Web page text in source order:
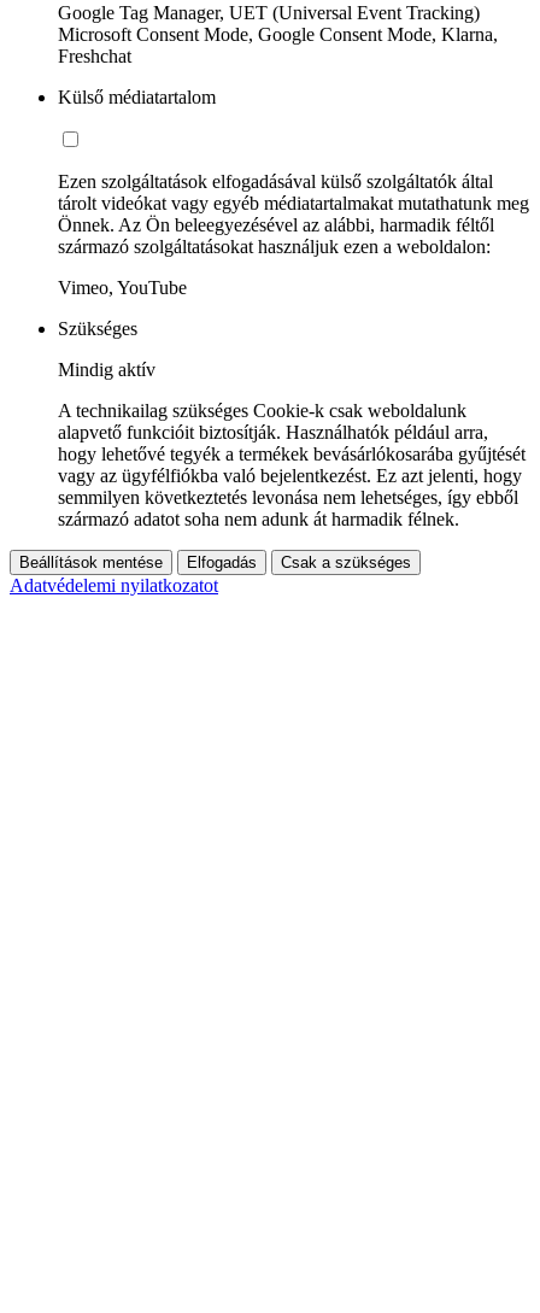
Google Tag Manager, UET (Universal Event Tracking)
Microsoft Consent Mode, Google Consent Mode, Klarna,
Freshchat
Külső médiatartalom
Ezen szolgáltatások elfogadásával külső szolgáltatók által
tárolt videókat vagy egyéb médiatartalmakat mutathatunk meg
Önnek. Az Ön beleegyezésével az alábbi, harmadik féltől
származó szolgáltatásokat használjuk ezen a weboldalon:
Vimeo, YouTube
Szükséges
Mindig aktív
A technikailag szükséges Cookie-k csak weboldalunk
alapvető funkcióit biztosítják. Használhatók például arra,
hogy lehetővé tegyék a termékek bevásárlókosarába gyűjtését
vagy az ügyfélfiókba való bejelentkezést. Ez azt jelenti, hogy
semmilyen következtetés levonása nem lehetséges, így ebből
származó adatot soha nem adunk át harmadik félnek.
Beállítások mentése Elfogadás Csak a szükséges
Adatvédelemi nyilatkozatot